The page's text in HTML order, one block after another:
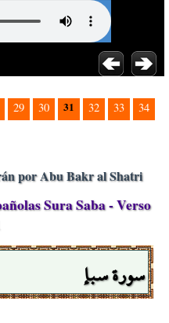
29 30 31 32 33
34
por Abu Bakr al Shatri
Sura Saba - Verso
سورة سبإ